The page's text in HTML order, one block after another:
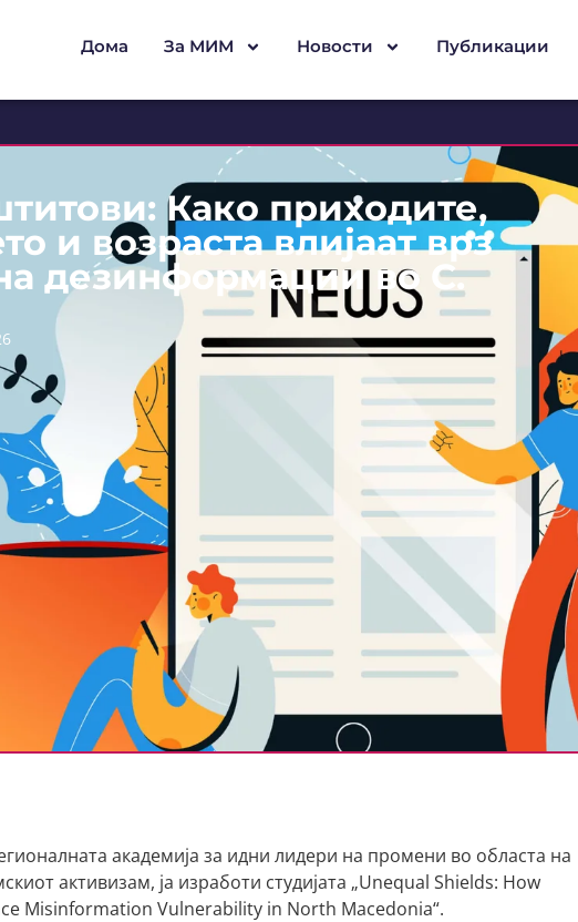
Дома За МИМ Новости Публикации
Како приходите,
и возраста влијаат врз
дезинформации во С.
академија за идни лидери на промени во областа на
активизам, ја изработи студијата „Unequal Shields: How
Misinformation Vulnerability in North Macedonia“.